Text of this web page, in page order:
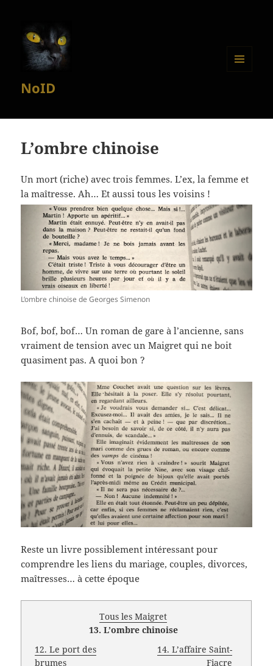
NoID
L’ombre chinoise
Un mort (riche) avec trois femmes. L’ex, la femme et
la maîtresse. Ah… Et aussi tous les voisins !
L’ombre chinoise de Georges Simenon
Bof, bof, bof… Un roman de gare à l’ancienne, sans
vraiment de tension avec un Maigret qui ne boit
quasiment pas. A quoi bon ?
Reste un livre possiblement intéressant pour
comprendre les liens du mariage, couples, divorces,
maîtresses… à cette époque
Tous les Maigret
13. L’ombre chinoise
12. Le port des
brumes
14. L’affaire Saint-
Fiacre